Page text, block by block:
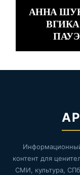
АННА
контент для
СМИ, культура,